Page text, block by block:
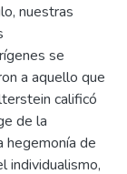
nuestras
se
a aquello que
calificó
de la
hegemonía de
individualismo,